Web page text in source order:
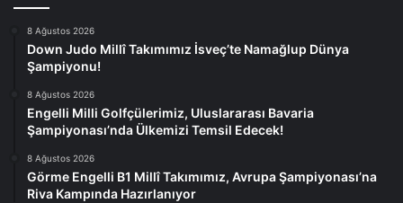
8 Ağustos 2026
Down Judo Millî Takımımız İsveç’te Namağlup Dünya
Şampiyonu!
8 Ağustos 2026
Engelli Milli Golfçülerimiz, Uluslararası Bavaria
Şampiyonası’nda Ülkemizi Temsil Edecek!
8 Ağustos 2026
Görme Engelli B1 Millî Takımımız, Avrupa Şampiyonası’na
Riva Kampında Hazırlanıyor